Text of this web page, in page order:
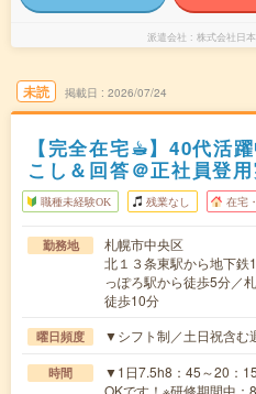
派遣会社 株式会社日
未読 掲載日 2026/07/24
【完全在宅☕︎】40代活
こし＆回答＠正社員登用
職種未経験OK 残業なし 在宅
勤務地
札幌市中央区
北１３条東駅から地下鉄
っぽろ駅から徒歩5分／
徒歩10分
曜日頻度 ▼シフト制／土日祝含む
時間
▼1日7.5h8：45～20：
OKです！※研修期間中：